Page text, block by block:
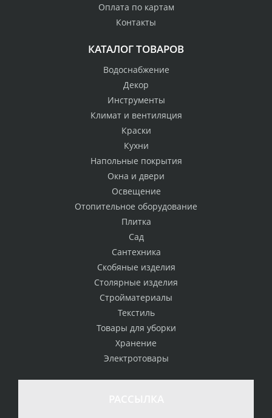
Оплата по картам
Контакты
КАТАЛОГ ТОВАРОВ
Водоснабжение
Декор
Инструменты
Климат и вентиляция
Краски
Кухни
Напольные покрытия
Окна и двери
Освещение
Отопительное оборудование
Плитка
Сад
Сантехника
Скобяные изделия
Столярные изделия
Стройматериалы
Текстиль
Товары для уборки
Хранение
Электротовары